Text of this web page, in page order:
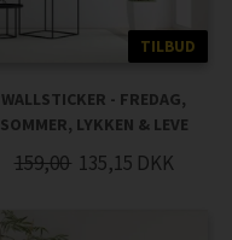
TILBUD
WALLSTICKER - FREDAG,
SOMMER, LYKKEN & LEVE
159,00 135,15 DKK